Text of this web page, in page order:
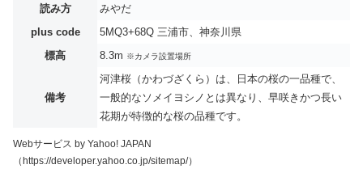
読み方
みやだ
plus code
5MQ3+68Q 三浦市、神奈川県
標高
8.3m ※カメラ設置場所
備考
河津桜（かわづざくら）は、日本の桜の一品種で、
一般的なソメイヨシノとは異なり、早咲きかつ長い
花期が特徴的な桜の品種です。
Webサービス by Yahoo! JAPAN
（https://developer.yahoo.co.jp/sitemap/）